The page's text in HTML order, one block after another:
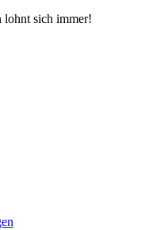
lohnt sich immer!